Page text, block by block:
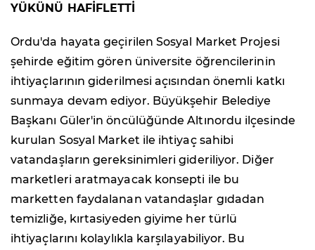
YÜKÜNÜ HAFİFLETTİ
Ordu'da hayata geçirilen Sosyal Market Projesi
şehirde eğitim gören üniversite öğrencilerinin
ihtiyaçlarının giderilmesi açısından önemli katkı
sunmaya devam ediyor. Büyükşehir Belediye
Başkanı Güler'in öncülüğünde Altınordu ilçesinde
kurulan Sosyal Market ile ihtiyaç sahibi
vatandaşların gereksinimleri gideriliyor. Diğer
marketleri aratmayacak konsepti ile bu
marketten faydalanan vatandaşlar gıdadan
temizliğe, kırtasiyeden giyime her türlü
ihtiyaçlarını kolaylıkla karşılayabiliyor. Bu